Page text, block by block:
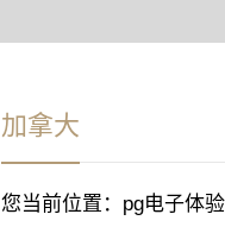
加拿大
您当前位置： pg电子体